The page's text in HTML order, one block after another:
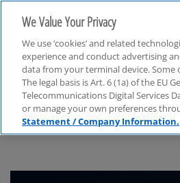
KPMG RealTalk
We Value Your Privacy
We use ‘cookies’ and related
experience and conduct advertising
data from your terminal device. Some
The legal basis is Art. 6 (1a) of the EU
Telecommunications Digital Services
or manage your own preferences
Statement / Company Information.